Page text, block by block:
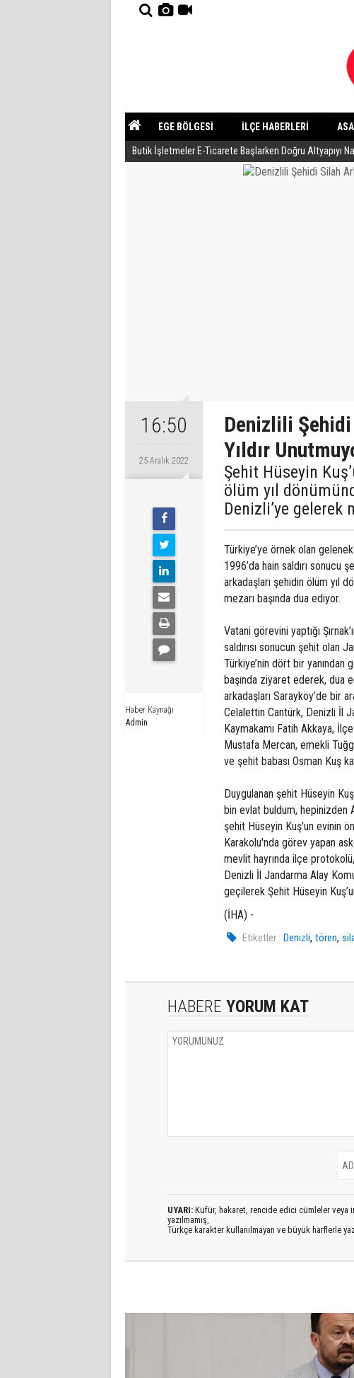
EGE BÖLGESİ İLÇE HABERLERİ
YAZARLAR GÜNDEM
Butik İşletmeler E-Ticarete Başlarken Doğru Altyapıyı
16:50
25 Aralık 2022
Haber Kaynağı
Admin
Denizlili
Yıldır
Şehit Hüseyin
ölüm yıl
Denizli’ye gelerek
Türkiye’ye örnek olan
1996’da hain saldırı sonucu
arkadaşları şehidin ölüm yıl
mezarı başında dua ediyor.
Vatani görevini yaptığı
saldırısı sonucun şehit olan
Türkiye’nin dört bir yanından
başında ziyaret ederek, dua
arkadaşları Sarayköy’de bir
Celalettin Cantürk, Denizli İl
Kaymakamı Fatih Akkaya,
Mustafa Mercan, emekli
ve şehit babası Osman Kuş
Duygulanan şehit Hüseyin
bin evlat buldum, hepinizden
şehit Hüseyin Kuş'un evinin
Karakolu'nda görev yapan
mevlit hayrında ilçe
Denizli İl Jandarma Alay
geçilerek Şehit Hüseyin
(İHA) -
Etiketler : Denizli,tören,
HABERE YORUM KAT
UYARI: Küfür, hakaret, rencide edici cümleler veya
yazılmamış,
Türkçe karakter kullanılmayan ve büyük harflerle